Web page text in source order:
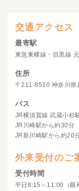
交通アクセス
最寄駅
東急東横線・目黒線
住所
〒211-8510 神奈川県
バス
JR横須賀線 武蔵小杉
JR川崎駅から約30分
JR新川崎駅から約20
外来受付のご
受付時間
平日8:15～11:00（眼